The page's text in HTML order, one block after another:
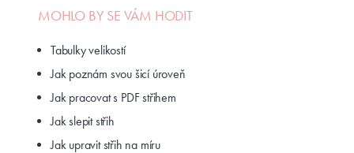
MOHLO BY SE VÁM HODIT
Tabulky velikostí
Jak poznám svou šicí úroveň
Jak pracovat s PDF střihem
Jak slepit střih
Jak upravit střih na míru